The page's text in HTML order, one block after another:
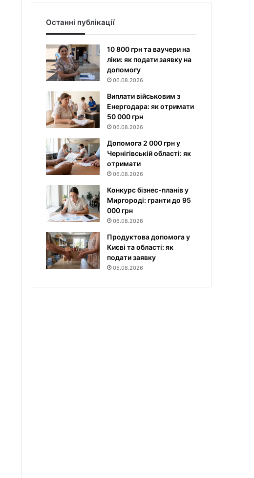
Останні публікації
10 800 грн та ваучери на
ліки: як подати заявку на
допомогу
06.08.2026
Виплати військовим з
Енергодара: як отримати
50 000 грн
06.08.2026
Допомога 2 000 грн у
Чернігівській області: як
отримати
06.08.2026
Конкурс бізнес-планів у
Миргороді: гранти до 95
000 грн
06.08.2026
Продуктова допомога у
Києві та області: як
подати заявку
05.08.2026